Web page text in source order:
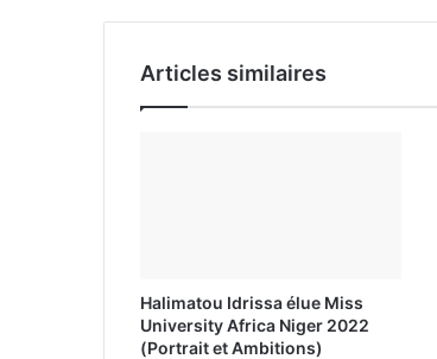
Articles similaires
Halimatou Idrissa élue Miss
University Africa Niger 2022
(Portrait et Ambitions)